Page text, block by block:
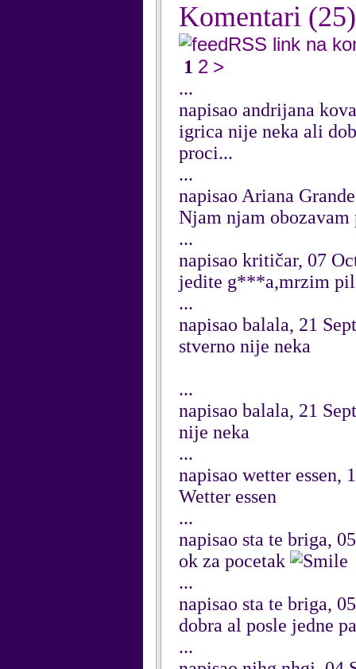
Komentari (25)
RSS link na
1 2 >
...
napisao andrijana
igrica nije neka ali
proci...
...
napisao Ariana
Njam njam
...
napisao kritičar, 07
jedite g***a,mrzim
...
napisao balala, 21
stverno nije neka
...
napisao balala, 21
nije neka
...
napisao wetter essen,
Wetter essen
...
napisao sta te briga,
ok za pocetak
...
napisao sta te briga,
dobra al posle jedne
...